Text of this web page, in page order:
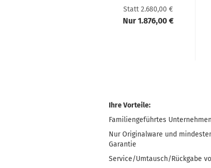
Ven­tu­rer GMT
Statt 2.680,00 €
Nur 1.876,00 €
Ihre Vorteile:
Familiengeführtes
Nur Originalware und
Garantie
Service/Umtausch/Rückgabe